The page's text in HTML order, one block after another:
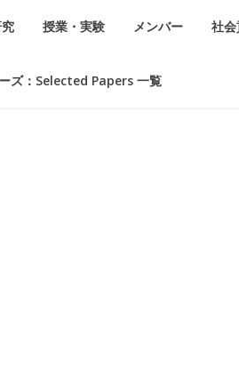
授業・実験 メンバー 社
ズ：Selected Papers 一覧